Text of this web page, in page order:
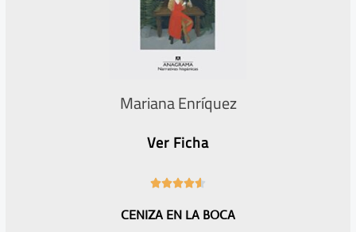
Mariana Enríquez
Ver Ficha

6
CENIZA EN LA BOCA